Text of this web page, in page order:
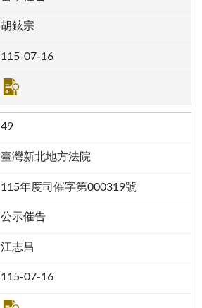
胡鉉宗
115-07-16
49
臺灣新北地方法院
115年度司催字第000319號
公示催告
江志昌
115-07-16